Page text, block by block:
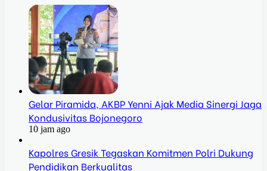
Gelar Piramida, AKBP Yenni Ajak Media Sinergi Jaga
Kondusivitas Bojonegoro
10 jam ago
Kapolres Gresik Tegaskan Komitmen Polri Dukung
Pendidikan Berkualitas